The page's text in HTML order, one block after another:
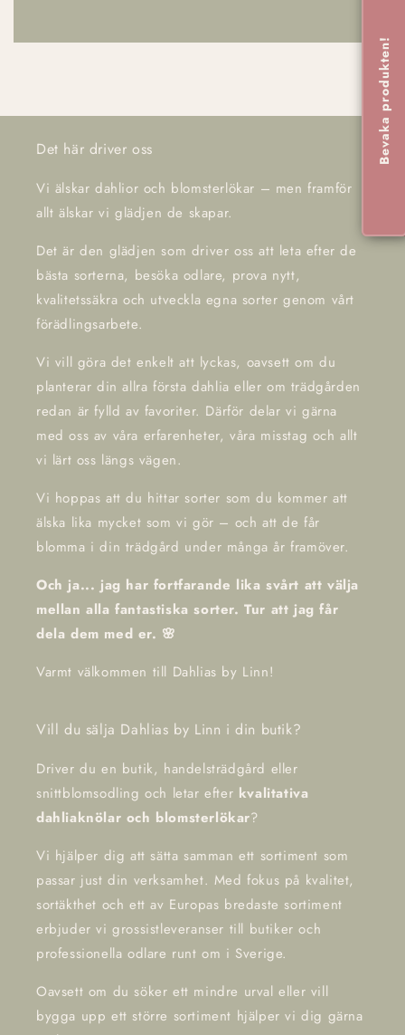
Det här driver oss
Vi älskar dahlior och blomsterlökar – men framför
allt älskar vi glädjen de skapar.
Det är den glädjen som driver oss att leta efter de
bästa sorterna, besöka odlare, prova nytt,
kvalitetssäkra och utveckla egna sorter genom vårt
förädlingsarbete.
Vi vill göra det enkelt att lyckas, oavsett om du
planterar din allra första dahlia eller om trädgården
redan är fylld av favoriter. Därför delar vi gärna
med oss av våra erfarenheter, våra misstag och allt
vi lärt oss längs vägen.
Vi hoppas att du hittar sorter som du kommer att
älska lika mycket som vi gör – och att de får
blomma i din trädgård under många år framöver.
Och ja... jag har fortfarande lika svårt att välja
mellan alla fantastiska sorter. Tur att jag får
dela dem med er. 🌸
Varmt välkommen till Dahlias by Linn!
Vill du sälja Dahlias by Linn i din butik?
Driver du en butik, handelsträdgård eller
snittblomsodling och letar efter kvalitativa
dahliaknölar och blomsterlökar?
Vi hjälper dig att sätta samman ett sortiment som
passar just din verksamhet. Med fokus på kvalitet,
sortäkthet och ett av Europas bredaste sortiment
erbjuder vi grossistleveranser till butiker och
professionella odlare runt om i Sverige.
Oavsett om du söker ett mindre urval eller vill
bygga upp ett större sortiment hjälper vi dig gärna
Bevaka produkten!